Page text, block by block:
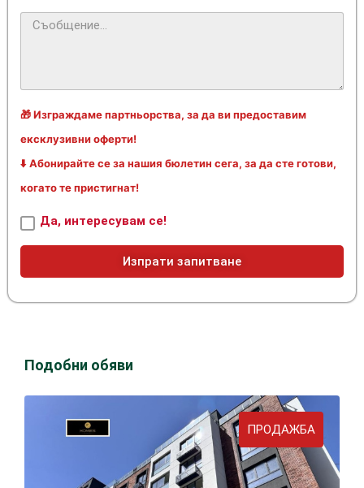
🎁 Изграждаме партньорства, за да ви предоставим
ексклузивни оферти!
⬇️ Абонирайте се за нашия бюлетин сега, за да сте готови,
когато те пристигнат!
Да, интересувам се!
Изпрати запитване
Подобни обяви
ПРОДАЖБА